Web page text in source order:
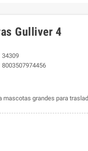
Gulliver 4
34309
8003507974456
mascotas grandes para